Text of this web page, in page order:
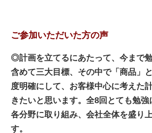
ご参加いただいた方の声
◎計画を立てるにあたって、今まで
含めて三大目標、その中で「商品」
度明確にして、お客様中心に考えた
きたいと思います。全8回とても勉強
各分野に取り組み、会社全体を盛り
す。